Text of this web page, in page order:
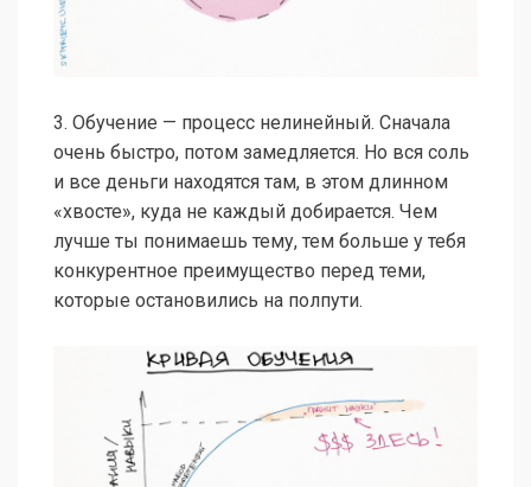
3. Обучение — процесс нелинейный. Сначала
очень быстро, потом замедляется. Но вся соль
и все деньги находятся там, в этом длинном
«хвосте», куда не каждый добирается. Чем
лучше ты понимаешь тему, тем больше у тебя
конкурентное преимущество перед теми,
которые остановились на полпути.